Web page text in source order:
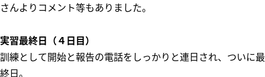
さんよりコメント等もありました。
実習最終日（４日目）
訓練として開始と報告の電話をしっかりと連日され、ついに最
終日。